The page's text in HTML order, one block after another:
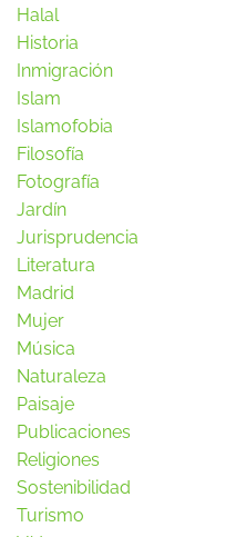
Halal
Historia
Inmigración
Islam
Islamofobia
Filosofía
Fotografía
Jardín
Jurisprudencia
Literatura
Madrid
Mujer
Música
Naturaleza
Paisaje
Publicaciones
Religiones
Sostenibilidad
Turismo